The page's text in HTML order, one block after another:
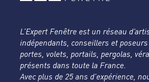
L’Expert Fenêtre est un réseau
indépendants, conseillers et
portes, volets, portails, pergolas,
présents dans toute la France.
Avec plus de 25 ans d’expérience,